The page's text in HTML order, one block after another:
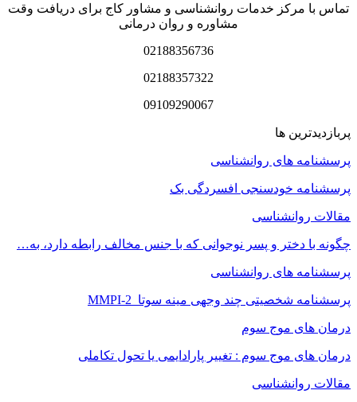
تماس با مرکز خدمات روانشناسی و مشاور کاج برای دریافت وقت
مشاوره و روان درمانی
02188356736
02188357322
09109290067
پربازدیدترین ها
پرسشنامه های روانشناسی
پرسشنامه خودسنجی افسردگی بک
مقالات روانشناسی
چگونه با دختر و پسر نوجوانی که با جنس مخالف رابطه دارد، به…
پرسشنامه های روانشناسی
پرسشنامه شخصیتی چند وجهی مینه سوتا MMPI-2
درمان های موج سوم
درمان های موج سوم : تغییر پارادایمی یا تحول تکاملی
مقالات روانشناسی